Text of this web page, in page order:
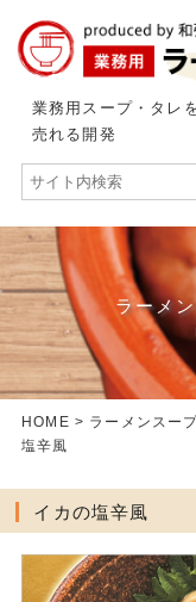
業務用スープ・タレ
売れる開発
ラーメ
HOME > ラーメンスー
塩辛風
イカの塩辛風